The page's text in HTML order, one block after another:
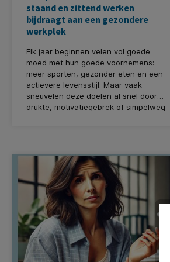
staand en zittend werken
bijdraagt aan een gezondere
werkplek
Elk jaar beginnen velen vol goede
moed met hun goede voornemens:
meer sporten, gezonder eten en een
actievere levensstijl. Maar vaak
sneuvelen deze doelen al snel door
drukte, motivatiegebrek of simpelweg
een makkelijke manier actiever wordt!
Hoe? Door afwisselend staand en
zittend te werken.